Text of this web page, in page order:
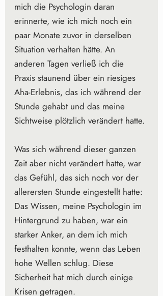
mich die Psychologin daran
erinnerte, wie ich mich noch ein
paar Monate zuvor in derselben
Situation verhalten hätte. An
anderen Tagen verließ ich die
Praxis staunend über ein riesiges
Aha-Erlebnis, das ich während der
Stunde gehabt und das meine
Sichtweise plötzlich verändert hatte.
Was sich während dieser ganzen
Zeit aber nicht verändert hatte, war
das Gefühl, das sich noch vor der
allerersten Stunde eingestellt hatte:
Das Wissen, meine Psychologin im
Hintergrund zu haben, war ein
starker Anker, an dem ich mich
festhalten konnte, wenn das Leben
hohe Wellen schlug. Diese
Sicherheit hat mich durch einige
Krisen getragen.